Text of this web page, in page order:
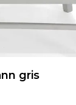
gris